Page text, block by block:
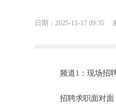
日期：2025-11-17 09:35
频道1：现场招
招聘求职面对面